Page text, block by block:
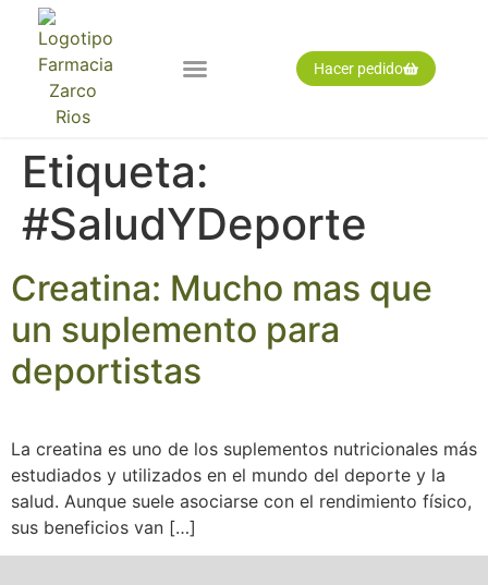
Hacer pedido
Etiqueta:
#SaludYDeporte
Creatina: Mucho mas que
un suplemento para
deportistas
La creatina es uno de los suplementos nutricionales más
estudiados y utilizados en el mundo del deporte y la
salud. Aunque suele asociarse con el rendimiento físico,
sus beneficios van […]